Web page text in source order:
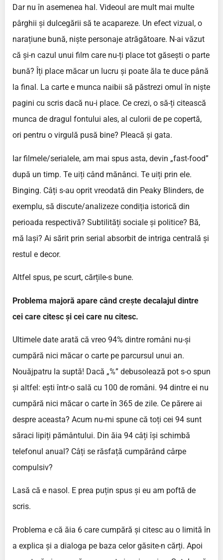
Dar nu în asemenea hal. Videoul are mult mai multe
pârghii și dulcegării să te acapareze. Un efect vizual, o
narațiune bună, niște personaje atrăgătoare. N-ai văzut
că și-n cazul unui film care nu-ți place tot găsești o parte
bună? Îți place măcar un lucru și poate ăla te duce până
la final. La carte e munca naibii să păstrezi omul în niște
pagini cu scris dacă nu-i place. Ce crezi, o să-ți citească
munca de dragul fontului ales, al culorii de pe copertă,
ori pentru o virgulă pusă bine? Pleacă și gata.
Iar filmele/serialele, am mai spus asta, devin „fast-food”
după un timp. Te uiți când mănânci. Te uiți prin ele.
Binging. Câți s-au oprit vreodată din Peaky Blinders, de
exemplu, să discute/analizeze condiția istorică din
perioada respectivă? Subtilități sociale și politice? Bă,
mă lași? Ai sărit prin serial absorbit de intriga centrală și
restul e decor.
Altfel spus, pe scurt, cărțile-s bune.
Problema majoră apare când crește decalajul dintre
cei care citesc și cei care nu citesc.
Ultimele date arată că vreo 94% dintre români nu-și
cumpără nici măcar o carte pe parcursul unui an.
Nouăjpatru la suptă! Dacă „%” debusolează pot s-o spun
și altfel: ești într-o sală cu 100 de români. 94 dintre ei nu
cumpără nici măcar o carte în 365 de zile. Ce părere ai
despre aceasta? Acum nu-mi spune că toți cei 94 sunt
săraci lipiți pământului. Din ăia 94 câți își schimbă
telefonul anual? Câți se răsfață cumpărând cârpe
compulsiv?
Lasă că e nasol. E prea puțin spus și eu am poftă de
scris.
Problema e că ăia 6 care cumpără și citesc au o limită în
a explica și a dialoga pe baza celor găsite-n cărți. Apoi